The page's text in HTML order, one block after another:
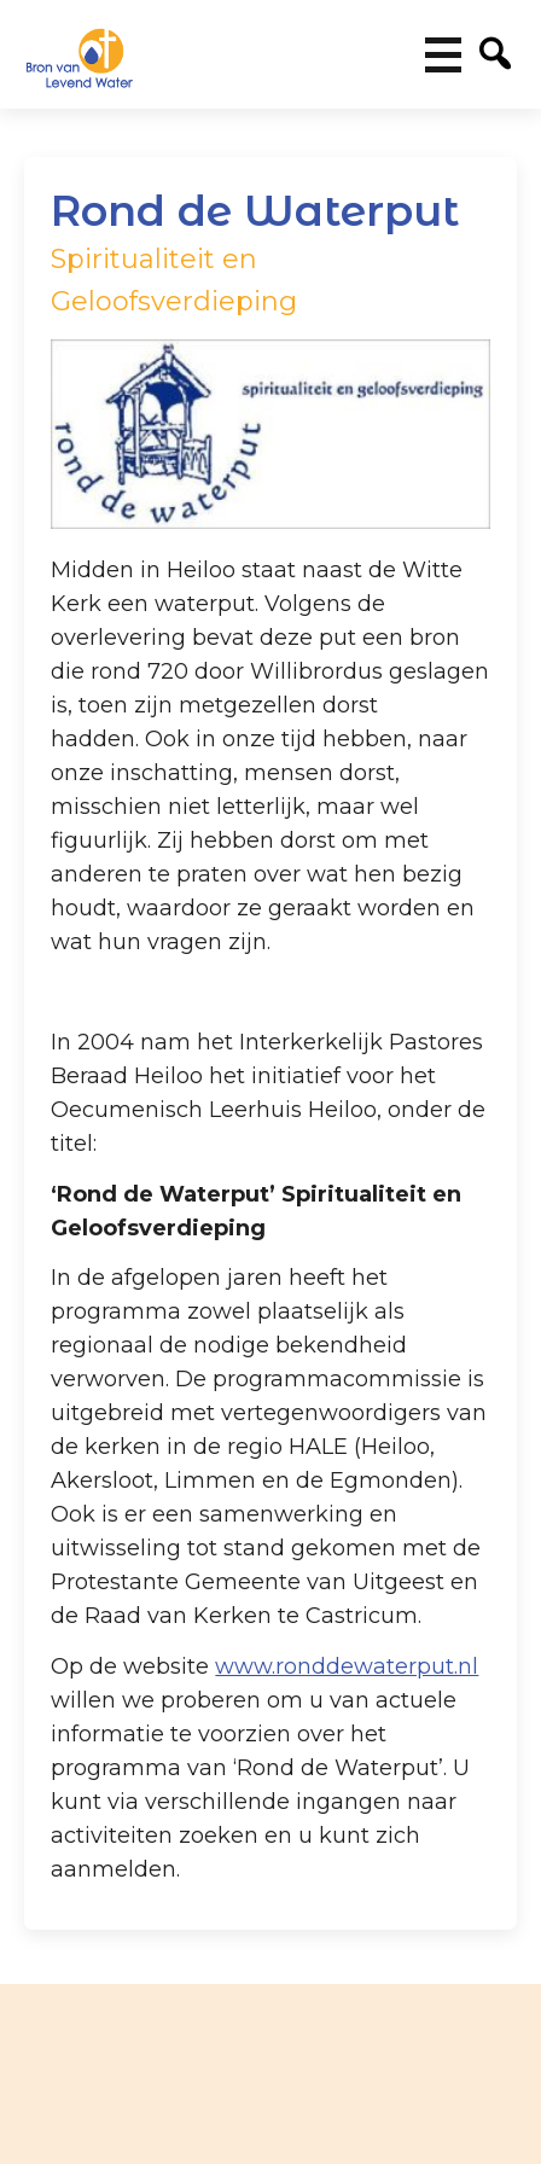
Rond de Waterput
Spiritualiteit en
Geloofsverdieping
Midden in Heiloo staat naast de Witte
Kerk een waterput. Volgens de
overlevering bevat deze put een bron
die rond 720 door Willibrordus geslagen
is, toen zijn metgezellen dorst
hadden. Ook in onze tijd hebben, naar
onze inschatting, mensen dorst,
misschien niet letterlijk, maar wel
figuurlijk. Zij hebben dorst om met
anderen te praten over wat hen bezig
houdt, waardoor ze geraakt worden en
wat hun vragen zijn.
In 2004 nam het Interkerkelijk Pastores
Beraad Heiloo het initiatief voor het
Oecumenisch Leerhuis Heiloo, onder de
titel:
‘Rond de Waterput’ Spiritualiteit en
Geloofsverdieping
In de afgelopen jaren heeft het
programma zowel plaatselijk als
regionaal de nodige bekendheid
verworven. De programmacommissie is
uitgebreid met vertegenwoordigers van
de kerken in de regio HALE (Heiloo,
Akersloot, Limmen en de Egmonden).
Ook is er een samenwerking en
uitwisseling tot stand gekomen met de
Protestante Gemeente van Uitgeest en
de Raad van Kerken te Castricum.
Op de websitewww.ronddewaterput.nl
willen we proberen om u van actuele
informatie te voorzien over het
programma van ‘Rond de Waterput’. U
kunt via verschillende ingangen naar
activiteiten zoeken en u kunt zich
aanmelden.